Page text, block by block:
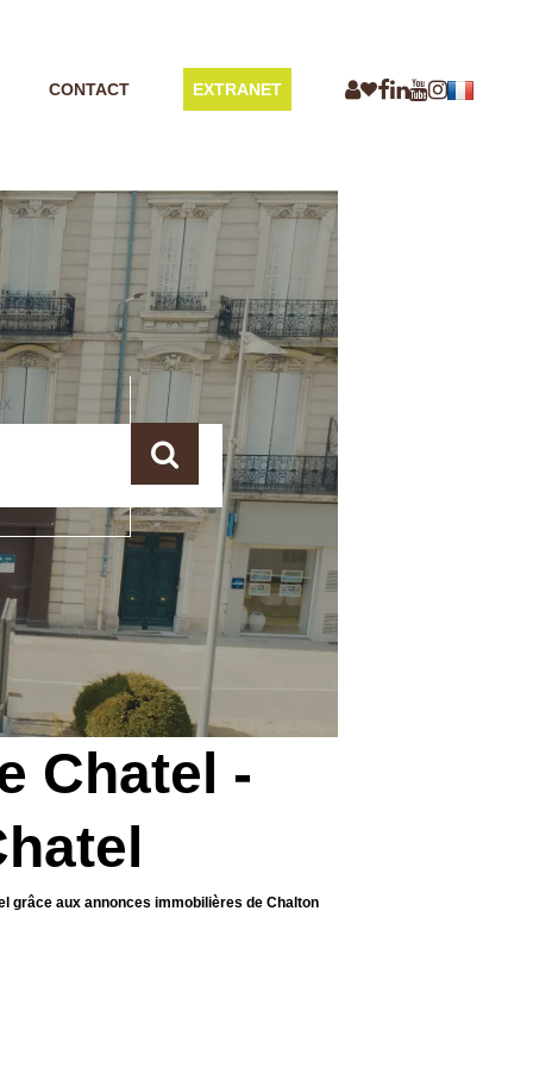
CONTACT EXTRANET
Chatel -
grâce aux annonces immobilières de Chalton